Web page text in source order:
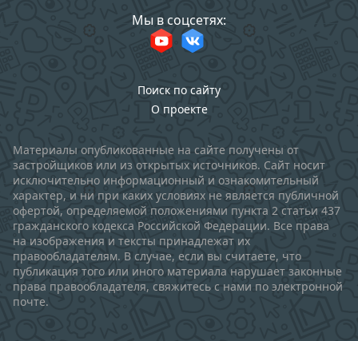
Мы в соцсетях:
Поиск по сайту
О проекте